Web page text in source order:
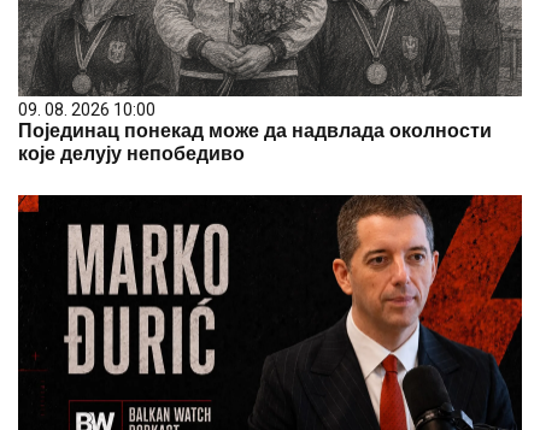
09. 08. 2026 10:00
Појединац понекад може да надвлада околности
које делују непобедиво